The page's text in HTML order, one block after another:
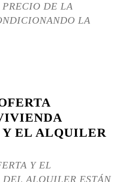
DE LA
LA
EL ALQUILER
Y EL
ALQUILER ESTÁN